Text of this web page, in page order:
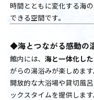
時間とともに変化する海
できる空間です。
◆海とつながる感動の
館内には、 海と一体化し
がらの湯浴みが楽しめます
開放的な大浴場や貸切風
ックスタイムを提供します